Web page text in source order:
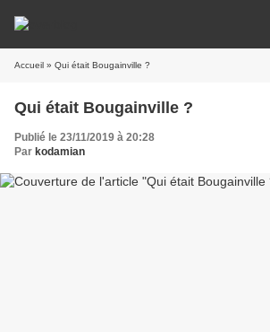
Accueil » Qui était Bougainville ?
Qui était Bougainville ?
Publié le 23/11/2019 à 20:28
Par kodamian